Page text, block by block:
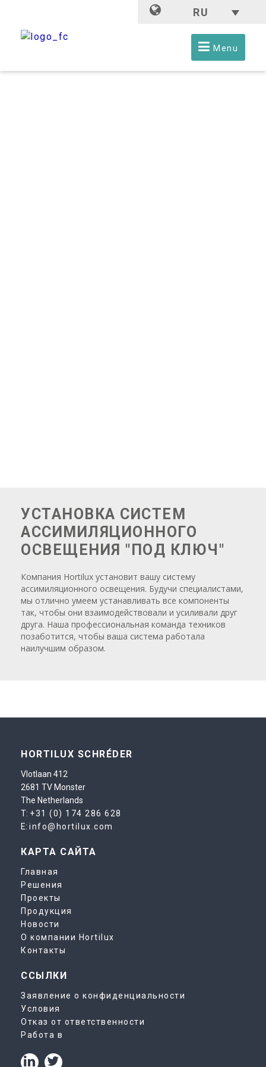
RU
Menu
УСТАНОВКА СИСТЕМ
АССИМИЛЯЦИОННОГО
ОСВЕЩЕНИЯ "ПОД КЛЮЧ"
Компания Hortilux установит вашу систему
ассимиляционного освещения. Будучи специалистами,
мы отлично умеем устанавливать все компоненты
так, чтобы они взаимодействовали и усиливали друг
друга. Наша профессиональная команда техников
позаботится, чтобы ваша система работала
наилучшим образом.
HORTILUX SCHRÉDER
Vlotlaan 412
2681 TV Monster
The Netherlands
T: +31 (0) 174 286 628
E: info@hortilux.com
КАРТА САЙТА
Главная
Решения
Проекты
Продукция
Новости
О компании Hortilux
Контакты
ССЫЛКИ
Заявление о конфиденциальности
Условия
Отказ от ответственности
Работа в